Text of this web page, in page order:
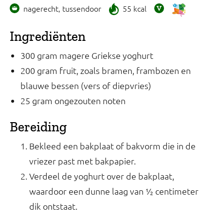
nagerecht, tussendoor 55 kcal
Ingrediënten
300 gram magere Griekse yoghurt
200 gram fruit, zoals bramen, frambozen en
blauwe bessen (vers of diepvries)
25 gram ongezouten noten
Bereiding
Bekleed een bakplaat of bakvorm die in de
vriezer past met bakpapier.
Verdeel de yoghurt over de bakplaat,
waardoor een dunne laag van ½ centimeter
dik ontstaat.